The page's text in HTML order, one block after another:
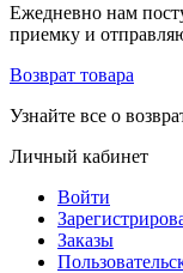
Ежедневно нам
приемку и
Возврат товара
Узнайте все о
Личный кабинет
Войти
Заказы